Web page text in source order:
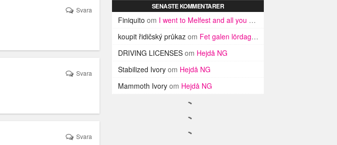
Svara
Svara
Svara
SENASTE KOMMENTARER
Finiquito om I went to Melfest and all you got was three lousy selfies
koupit řidičský průkaz om Fet galen lördagskväll
DRIVING LICENSES om Hejdå NG
Stabilized Ivory om Hejdå NG
Mammoth Ivory om Hejdå NG